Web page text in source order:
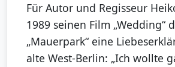
Für Autor und Regisseur
1989 seinen Film „Wedding“
„Mauerpark“ eine
alte West-Berlin: „Ich wollte